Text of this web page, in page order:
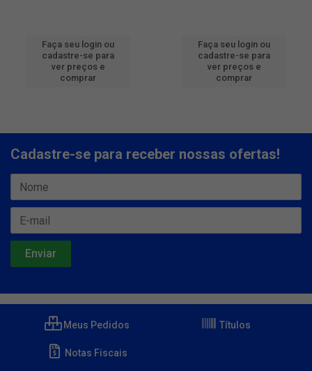
Faça seu login ou
cadastre-se para
ver preços e
comprar
Faça seu login ou
cadastre-se para
ver preços e
comprar
Cadastre-se para receber nossas ofertas!
Meus Pedidos Títulos
Notas Fiscais